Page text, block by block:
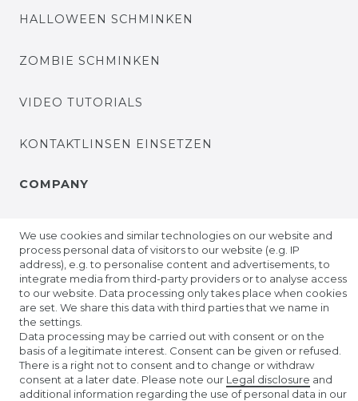
HALLOWEEN SCHMINKEN
ZOMBIE SCHMINKEN
VIDEO TUTORIALS
KONTAKTLINSEN EINSETZEN
COMPANY
AMAZON STORE
NUREMBERG TOY FAIR
We use cookies and similar technologies on our website and
process personal data of visitors to our website (e.g. IP
address), e.g. to personalise content and advertisements, to
integrate media from third-party providers or to analyse access
to our website. Data processing only takes place when cookies
are set. We share this data with third parties that we name in
the settings.
Data processing may be carried out with consent or on the
basis of a legitimate interest. Consent can be given or refused.
There is a right not to consent and to change or withdraw
consent at a later date. Please note our Legal disclosure and
additional information regarding the use of personal data in our